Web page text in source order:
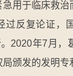
用于临床救
过反复论证，
。2020年7月，
颁发的发明